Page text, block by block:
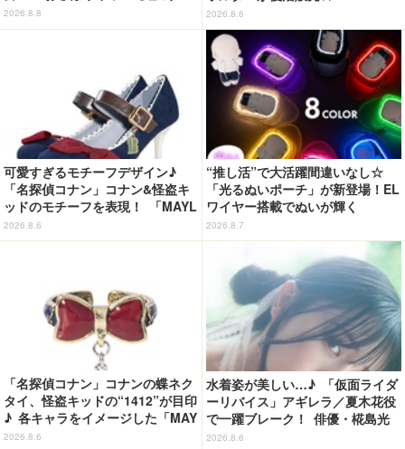
さ」フィギュアで新登場
2026.8.8
Nにて
2026.8.6
可愛すぎるモチーフデザイン♪
「名探偵コナン」コナン&怪盗キ
ッドのモチーフを表現！ 「MAYL
A」パンプスがセール実施中【3
0％オフセール】
2026.8.6
“推し活”で大活躍間違いなし☆
「光るぬいポーチ」が新登場！EL
ワイヤー搭載でぬいが輝く
2026.8.7
「名探偵コナン」コナンの蝶ネク
タイ、怪盗キッドの“1412”が目印
♪ 各キャラをイメージした「MAY
LA」リングセットがセール中
2026.8.6
水着姿が美しい…♪ 「仮面ライダ
ーリバイス」アギレラ／夏木花役
で一躍ブレーク！ 俳優・椛島光
の2nd写真集が予約開始
2026.8.6